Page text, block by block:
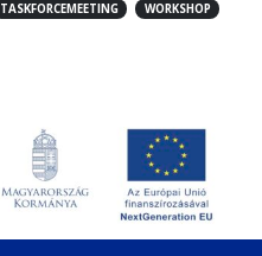
TASKFORCEMEETING
WORKSHOP